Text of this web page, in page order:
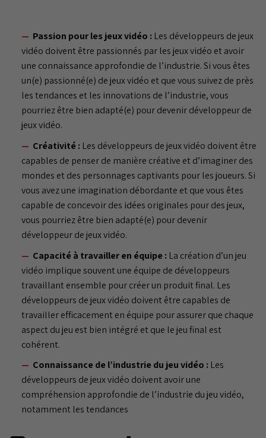
Passion pour les jeux vidéo : Les développeurs de jeux
vidéo doivent être passionnés par les jeux vidéo et avoir
une connaissance approfondie de l’industrie. Si vous êtes
un(e) passionné(e) de jeux vidéo et que vous suivez de près
les tendances et les innovations de l’industrie, vous
pourriez être bien adapté(e) pour devenir développeur de
jeux vidéo.
Créativité : Les développeurs de jeux vidéo doivent être
capables de penser de manière créative et d’imaginer des
mondes et des personnages captivants pour les joueurs. Si
vous avez une imagination débordante et que vous êtes
capable de concevoir des idées originales pour des jeux,
vous pourriez être bien adapté(e) pour devenir
développeur de jeux vidéo.
Capacité à travailler en équipe : La création d’un jeu
vidéo implique souvent une équipe de développeurs
travaillant ensemble pour créer un produit final. Les
développeurs de jeux vidéo doivent être capables de
travailler efficacement en équipe pour assurer que chaque
aspect du jeu est bien intégré et que le jeu final est
cohérent.
Connaissance de l’industrie du jeu vidéo : Les
développeurs de jeux vidéo doivent avoir une
compréhension approfondie de l’industrie du jeu vidéo,
notamment les tendances